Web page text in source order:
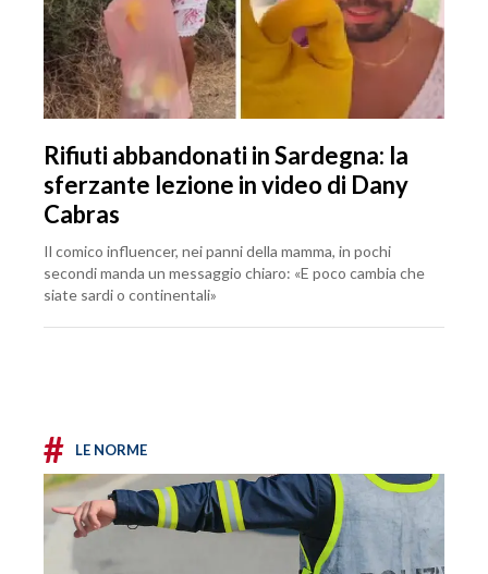
Rifiuti abbandonati in Sardegna: la
sferzante lezione in video di Dany
Cabras
Il comico influencer, nei panni della mamma, in pochi
secondi manda un messaggio chiaro: «E poco cambia che
siate sardi o continentali»
# LE NORME